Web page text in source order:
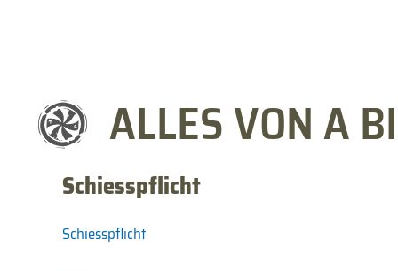
ALLES VON A
Schiesspflicht
Schiesspflicht